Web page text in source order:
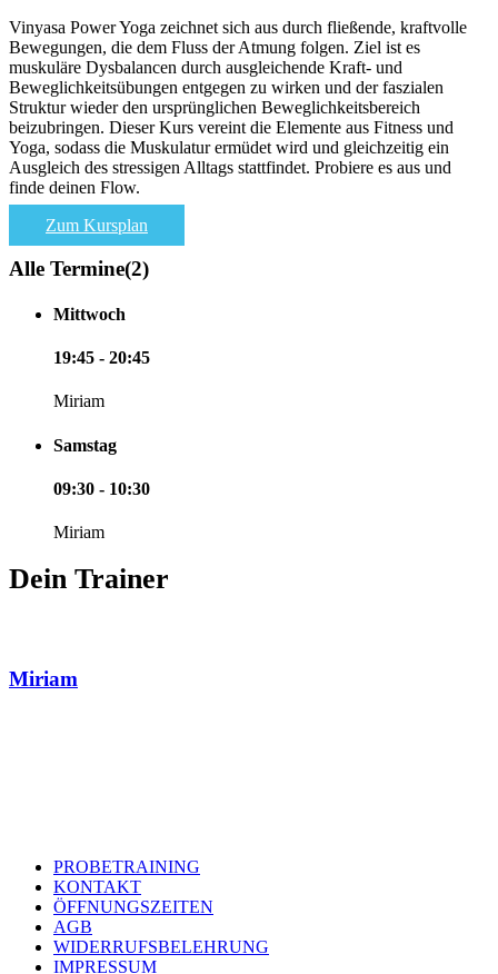
Vinyasa Power Yoga zeichnet sich aus durch fließende, kraftvolle
Bewegungen, die dem Fluss der Atmung folgen. Ziel ist es
muskuläre Dysbalancen durch ausgleichende Kraft- und
Beweglichkeitsübungen entgegen zu wirken und der faszialen
Struktur wieder den ursprünglichen Beweglichkeitsbereich
beizubringen. Dieser Kurs vereint die Elemente aus Fitness und
Yoga, sodass die Muskulatur ermüdet wird und gleichzeitig ein
Ausgleich des stressigen Alltags stattfindet. Probiere es aus und
finde deinen Flow.
Zum Kursplan
Alle Termine(2)
Mittwoch
19:45 - 20:45
Miriam
Samstag
09:30 - 10:30
Miriam
Dein Trainer
Miriam
PROBETRAINING
KONTAKT
ÖFFNUNGSZEITEN
AGB
WIDERRUFSBELEHRUNG
IMPRESSUM